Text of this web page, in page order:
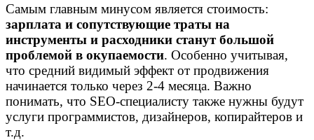
Самым главным минусом является стоимость:
зарплата и сопутствующие траты на
инструменты и расходники станут большой
проблемой в окупаемости. Особенно учитывая,
что средний видимый эффект от продвижения
начинается только через 2-4 месяца. Важно
понимать, что SEO-специалисту также нужны будут
услуги программистов, дизайнеров, копирайтеров и
т.д.